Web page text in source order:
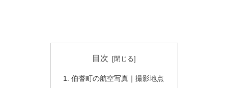
目次
伯耆町の航空写真｜撮影地点